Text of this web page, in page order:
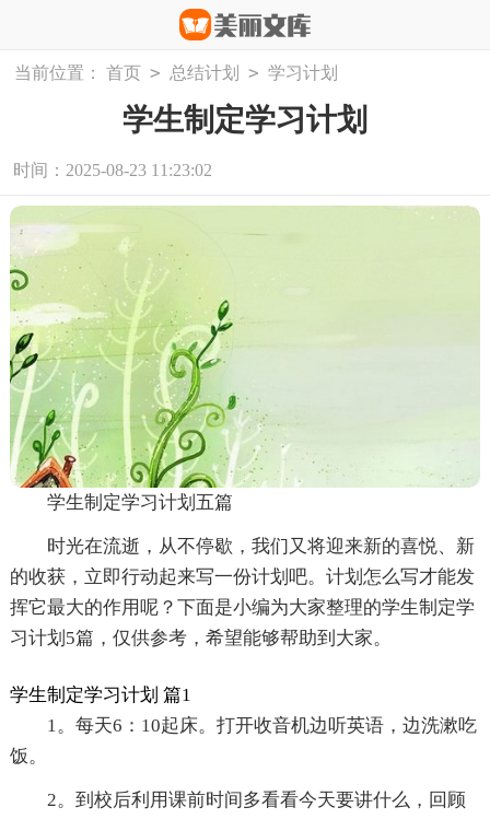
当前位置： 首页 > 总结计划 > 学习计划
学生制定学习计划
时间：2025-08-23 11:23:02
学生制定学习计划五篇
时光在流逝，从不停歇，我们又将迎来新的喜悦、新
的收获，立即行动起来写一份计划吧。计划怎么写才能发
挥它最大的作用呢？下面是小编为大家整理的学生制定学
习计划5篇，仅供参考，希望能够帮助到大家。
学生制定学习计划 篇1
1。每天6：10起床。打开收音机边听英语，边洗漱吃
饭。
2。到校后利用课前时间多看看今天要讲什么，回顾